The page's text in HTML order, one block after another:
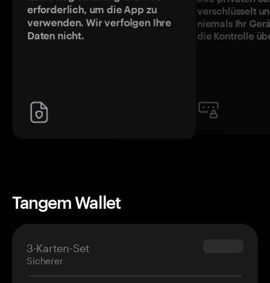
erforderlich, um die App zu
verwenden. Wir verfolgen Ihre
Daten nicht.
verschlüsselt
niemals Ihr
die Kontrolle
Tangem Wallet
3-Karten-Set
Sicherer
$69.90